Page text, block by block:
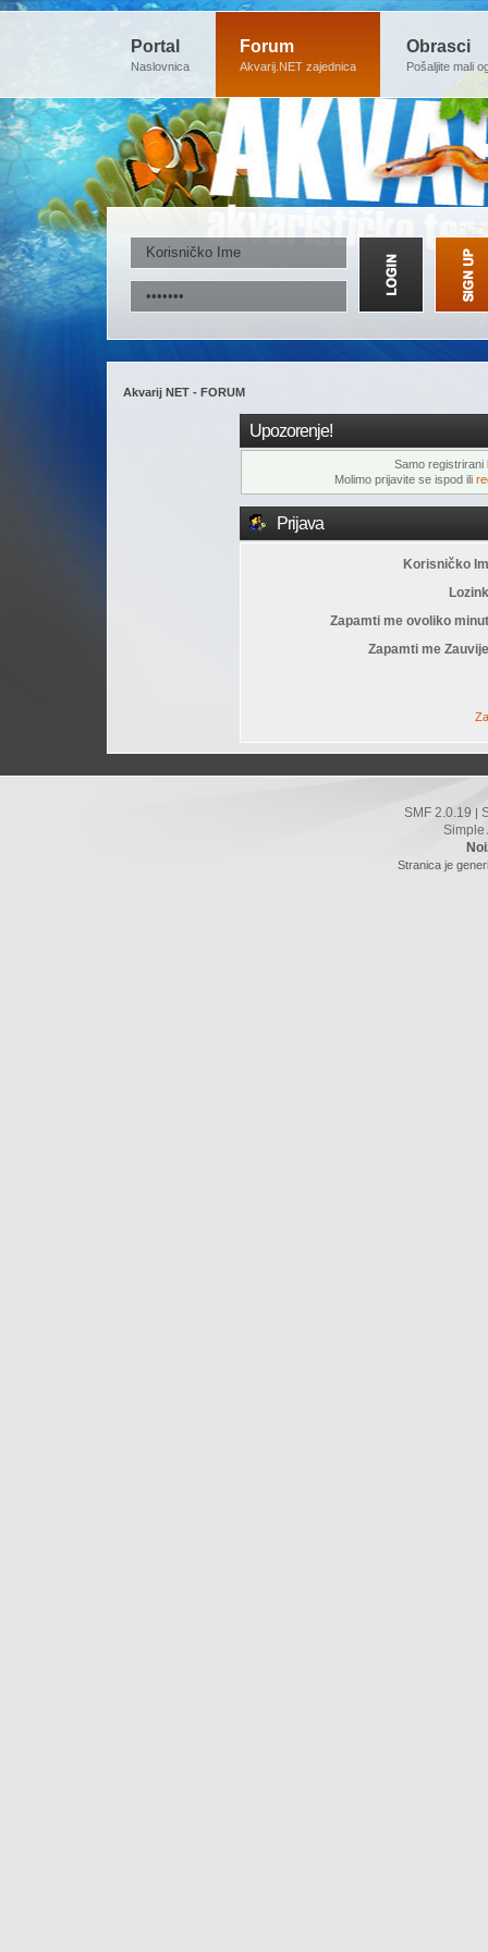
Portal
Naslovnica
Forum
Akvarij.NET zajednica
Obrasci
Pošaljite mali
Akvarij NET - FORUM
Upozorenje!
Samo registrirani
Molimo prijavite se ispod ili
Prijava
Korisničko
Zapamti me ovoliko
Zapamti me
SMF 2.0.19
Simple
Stranica je